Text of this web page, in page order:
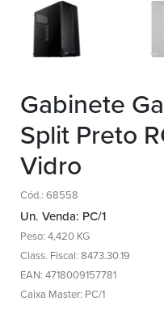
Gabinete
Split Preto
Vidro
Cód.: 68558
Un. Venda: PC/1
Peso: 4,420 KG
Class. Fiscal: 8473.30.19
EAN: 4718009157781
Caixa Master: PC/1